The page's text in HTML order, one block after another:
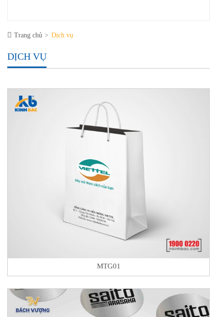
Trang chủ Dịch vụ
DỊCH VỤ
MTG01